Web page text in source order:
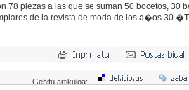
78 piezas a las que se suman 50 bocetos, 30
de la revista de moda de los a�os 30
Gehitu artikuloa: